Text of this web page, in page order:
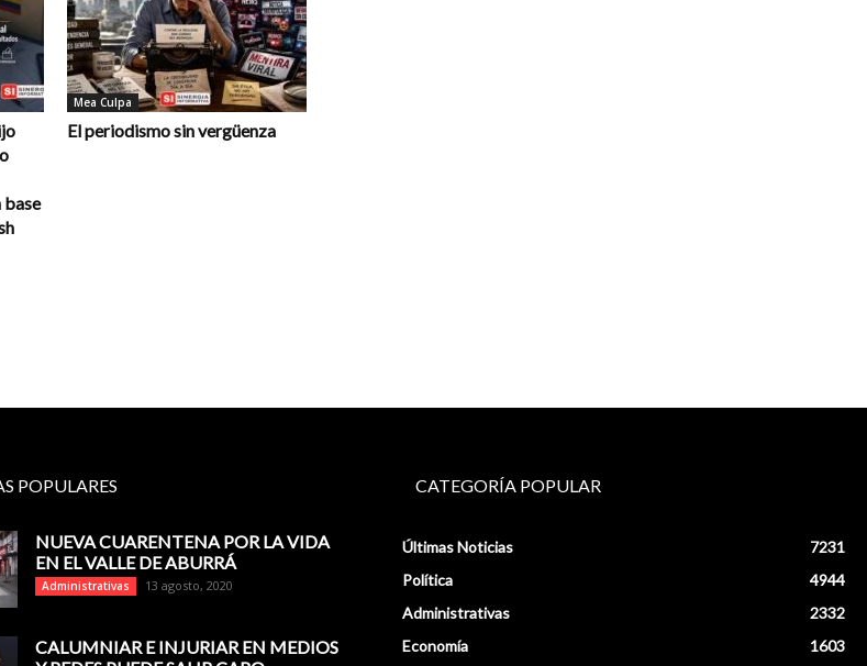
base
Mea Culpa
El periodismo sin vergüenza
POPULARES
NUEVA CUARENTENA POR LA VIDA
EN EL VALLE DE ABURRÁ
Administrativas 13 agosto, 2020
CALUMNIAR E INJURIAR EN MEDIOS
CATEGORÍA POPULAR
Últimas Noticias
7231
Política
4944
Administrativas
2332
Economía
1603